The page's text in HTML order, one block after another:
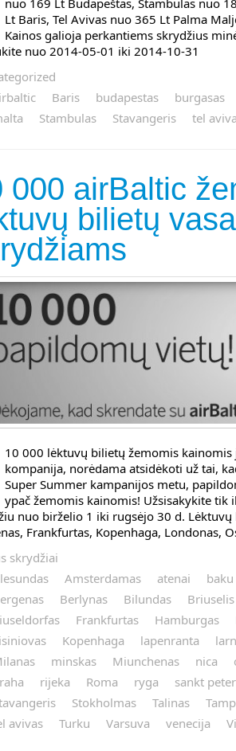
nuo 169 Lt Budapeštas, Stambulas nuo
Lt Baris, Tel Avivas nuo 365 Lt Palma
Kainos galioja perkantiems skrydžius
nuo 2014-05-01 iki 2014-10-31
Baris budapestas burgasas
Stambulas Stavangeris tel
000 airBaltic
bilietų
10 000 lėktuvų bilietų žemomis
kompanija, norėdama atsidėkoti už tai,
Super Summer kampanijos metu,
ypač žemomis kainomis! Užsisakykite tik
nuo birželio 1 iki rugsėjo 30 d. Lėktuvų
Frankfurtas, Kopenhaga, Londonas,
skrydžiai
Amsterdamas atenai baku
Berlynas Bilundas Briuselis
Frankfurtas Hamburgas
Kopenhaga lapenranta
minskas Miunchenas nica
rijeka Roma ryga sankt
Stokholmas Talinas
avivas
Turku Varsuva venecija